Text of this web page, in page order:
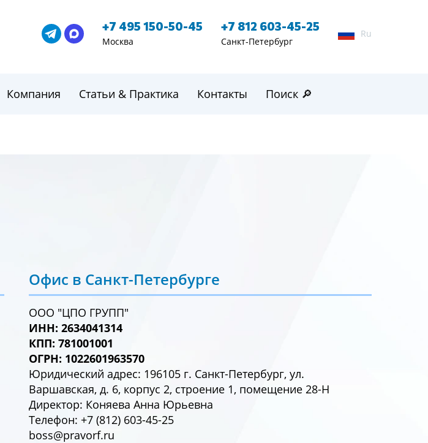
+7 495 150-50-45
Москва
+7 812 603-45-25
Санкт-Петербург
Ru
Компания Статьи & Практика Контакты Поиск 🔎
Офис в Санкт-Петербурге
ООО "ЦПО ГРУПП"
ИНН: 2634041314
КПП: 781001001
ОГРН: 1022601963570
Юридический адрес: 196105 г. Санкт-Петербург, ул.
Варшавская, д. 6, корпус 2, строение 1, помещение 28-Н
Директор: Коняева Анна Юрьевна
Телефон: +7 (812) 603-45-25
boss@pravorf.ru